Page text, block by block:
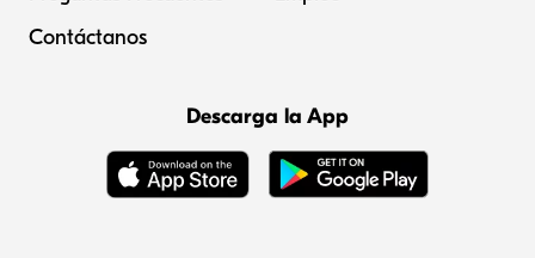
Contáctanos
Descarga la App